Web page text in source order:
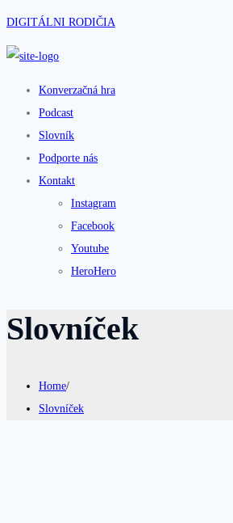
DIGITÁLNI RODIČIA
Konverzačná hra
Podcast
Slovník
Podporte nás
Kontakt
Instagram
Facebook
Youtube
HeroHero
Slovníček
Home/
Slovníček